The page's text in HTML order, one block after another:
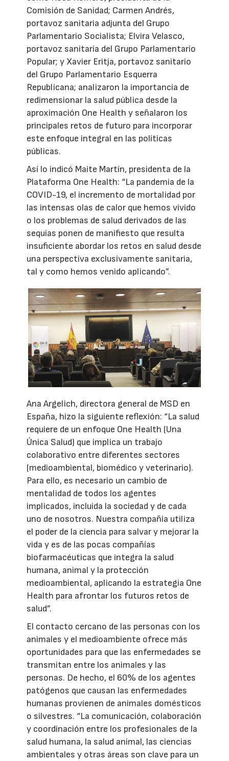
Comisión de Sanidad; Carmen Andrés,
portavoz sanitaria adjunta del Grupo
Parlamentario Socialista; Elvira Velasco,
portavoz sanitaria del Grupo Parlamentario
Popular; y Xavier Eritja, portavoz sanitario
del Grupo Parlamentario Esquerra
Republicana; analizaron la importancia de
redimensionar la salud pública desde la
aproximación One Health y señalaron los
principales retos de futuro para incorporar
este enfoque integral en las políticas
públicas.
Así lo indicó Maite Martín, presidenta de la
Plataforma One Health: “La pandemia de la
COVID-19, el incremento de mortalidad por
las intensas olas de calor que hemos vivido
o los problemas de salud derivados de las
sequías ponen de manifiesto que resulta
insuficiente abordar los retos en salud desde
una perspectiva exclusivamente sanitaria,
tal y como hemos venido aplicando”.
Ana Argelich, directora general de MSD en
España, hizo la siguiente reflexión: “La salud
requiere de un enfoque One Health (Una
Única Salud) que implica un trabajo
colaborativo entre diferentes sectores
(medioambiental, biomédico y veterinario).
Para ello, es necesario un cambio de
mentalidad de todos los agentes
implicados, incluida la sociedad y de cada
uno de nosotros. Nuestra compañía utiliza
el poder de la ciencia para salvar y mejorar la
vida y es de las pocas compañías
biofarmacéuticas que integra la salud
humana, animal y la protección
medioambiental, aplicando la estrategia One
Health para afrontar los futuros retos de
salud”.
El contacto cercano de las personas con los
animales y el medioambiente ofrece más
oportunidades para que las enfermedades se
transmitan entre los animales y las
personas. De hecho, el 60% de los agentes
patógenos que causan las enfermedades
humanas provienen de animales domésticos
o silvestres. “La comunicación, colaboración
y coordinación entre los profesionales de la
salud humana, la salud animal, las ciencias
ambientales y otras áreas son clave para un